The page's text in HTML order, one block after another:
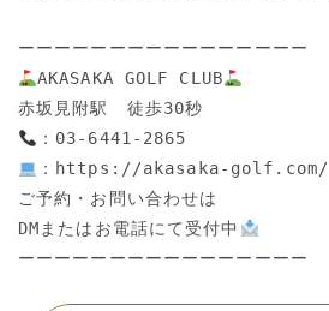
AKASAKA GOLF CLUB
：https://akasaka-golf.com/
ご予約・お問い合わせは
DMまたはお電話にて受付中